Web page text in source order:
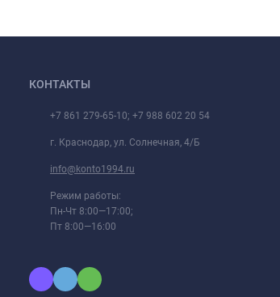
КОНТАКТЫ
+7 861 279-65-10; +7 988 602 20 54
г. Краснодар, ул. Солнечная, 4/Б
info@konto1994.ru
Режим работы:
Пн-Чт 8:00—17:00;
Пт 8:00—16:00